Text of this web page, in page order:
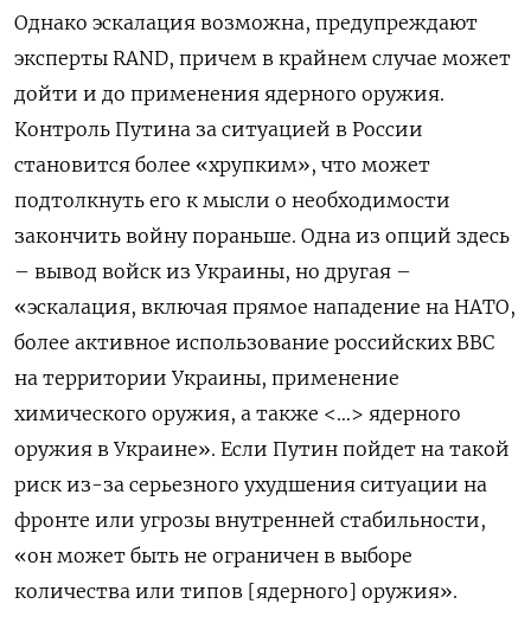
Однако эскалация возможна, предупреждают
эксперты RAND, причем в крайнем случае может
дойти и до применения ядерного оружия.
Контроль Путина за ситуацией в России
становится более «хрупким», что может
подтолкнуть его к мысли о необходимости
закончить войну пораньше. Одна из опций здесь
– вывод войск из Украины, но другая –
«эскалация, включая прямое нападение на НАТО,
более активное использование российских ВВС
на территории Украины, применение
химического оружия, а также <…> ядерного
оружия в Украине». Если Путин пойдет на такой
риск из-за серьезного ухудшения ситуации на
фронте или угрозы внутренней стабильности,
«он может быть не ограничен в выборе
количества или типов [ядерного] оружия».